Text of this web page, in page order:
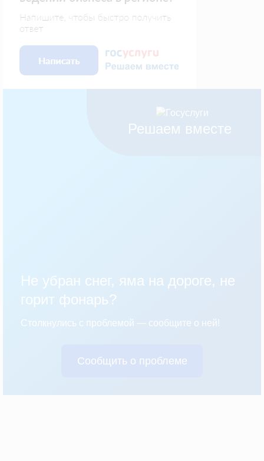
Решаем вместе
Не убран снег, яма на дороге, не
горит фонарь?
Столкнулись с проблемой — сообщите о ней!
Сообщить о проблеме